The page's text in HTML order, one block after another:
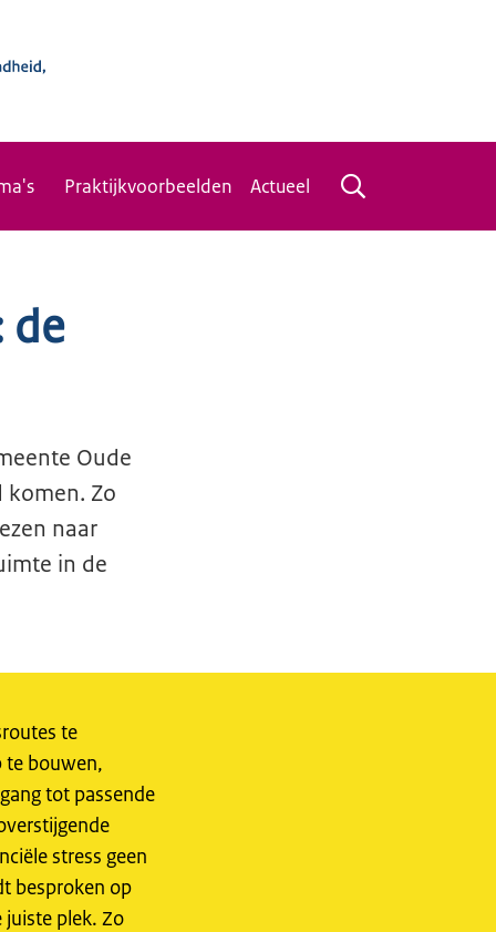
Praktijkvoorbeelden Actueel
de
Oude
komen. Zo
naar
in de
te
te bouwen,
tot passende
stress geen
besproken op
plek. Zo